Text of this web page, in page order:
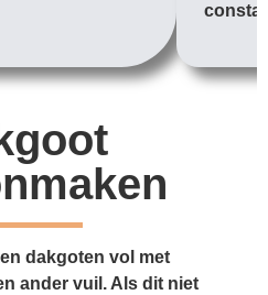
dakgoten vol met
ander vuil. Als dit niet